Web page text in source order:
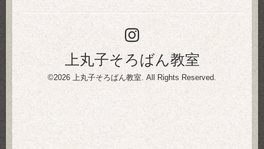
上丸子そろばん教室
©2026 上丸子そろばん教室 . All Rights Reserved.